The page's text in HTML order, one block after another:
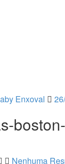
Enxoval
Nenhuma